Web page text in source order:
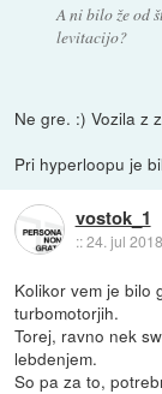
A ni bilo že od
levitacijo?
Ne gre. :) Vozila z
Pri hyperloopu je
vostok_1
::24. jul
Kolikor vem je bilo
turbomotorjih.
Torej, ravno nek
lebdenjem.
So pa za to,